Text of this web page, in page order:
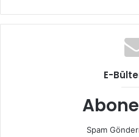
E-
Spam